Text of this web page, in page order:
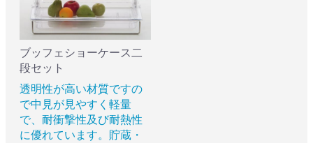
ブッフェショーケース二
段セット
透明性が高い材質ですの
で中見が見やすく軽量
で、耐衝撃性及び耐熱性
に優れています。貯蔵・